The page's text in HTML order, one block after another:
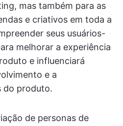
mas também para as
e criativos em toda a
seus usuários-
melhorar a experiência
e influenciará
e a
do produto.
de personas de